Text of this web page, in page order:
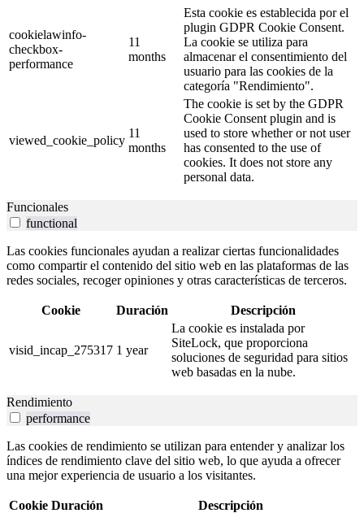
cookielawinfo-
checkbox-
performance
11
months
Esta cookie es establecida por el
plugin GDPR Cookie Consent.
La cookie se utiliza para
almacenar el consentimiento del
usuario para las cookies de la
categoría "Rendimiento".
viewed_cookie_policy
11
months
The cookie is set by the GDPR
Cookie Consent plugin and is
used to store whether or not user
has consented to the use of
cookies. It does not store any
personal data.
Funcionales
functional
Las cookies funcionales ayudan a realizar ciertas funcionalidades
como compartir el contenido del sitio web en las plataformas de las
redes sociales, recoger opiniones y otras características de terceros.
Cookie Duración Descripción
visid_incap_275317 1 year
La cookie es instalada por
SiteLock, que proporciona
soluciones de seguridad para sitios
web basadas en la nube.
Rendimiento
performance
Las cookies de rendimiento se utilizan para entender y analizar los
índices de rendimiento clave del sitio web, lo que ayuda a ofrecer
una mejor experiencia de usuario a los visitantes.
Cookie Duración Descripción